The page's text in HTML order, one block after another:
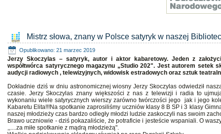
Mistrz słowa, znany w Polsce satyryk w naszej
Opublikowano: 21 marzec 2019
Jerzy Skoczylas – satyryk, autor i aktor kabaretowy. Jeden z
współtwórca satyrycznego magazynu „Studio 202". Jest autorem setek
audycji radiowych , telewizyjnych, widowisk estradowych oraz sztuk
Dokładnie dziś w dniu astronomicznej wiosny Jerzy Skoczylas odwiedził
czasie. Jerzy Skoczylas znany większości z nas z telewizji i radia to
wykonaniu wiele satyrycznych wierszy zarówno twórczości jego jak i jego
Kabaretu Elita!!!Na spotkanie zaprosiliśmy uczniów klasy 8 B SP i 3 klasy
naszej młodzieży czas bardzo odległy młodzi ludzie zaskoczyli nas swoim
Brawo uczniowie - dziś pokazaliście, że potraficie i jesteście wspaniali. O
,,....za miłe spotkanie z mądrą młodzieżą".